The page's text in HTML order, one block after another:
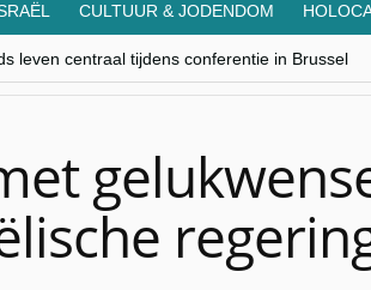
CULTUUR & JODENDOM
leven centraal tijdens conferentie in Brussel
Westen minderheden begrijpt”, Jinnih Beels
van Oost-Europa